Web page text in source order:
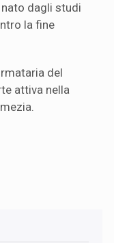
dagli studi
la fine
del
attiva nella